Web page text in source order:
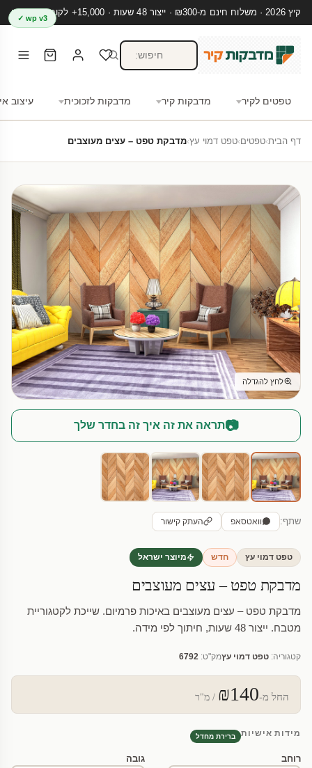
קיץ 2026 · משלוח חינם מ-₪300 · ייצור 48 שעות · 15,000+ לקוחות מרוצים
טפטים לקיר מדבקות קיר מדבקות לזכוכית עיצוב
wp v3 ✓
דף הבית›טפטים›טפט דמוי עץ›מדבקת טפט – עצים מעוצבים
לחץ להגדלה
📷תראה את זה איך זה בחדר שלך
שתף: וואטסאפ העתק קישור
טפט דמוי עץ חדש מיוצר ישראל
מדבקת טפט – עצים מעוצבים
מדבקת טפט – עצים מעוצבים באיכות פרמיום. שייכת לקטגוריית
מטבח. ייצור 48 שעות, חיתוך לפי מידה.
קטגוריה: טפט דמוי עץמק"ט: 6792
החל מ-₪140 / מ"ר
מידות אישיות ברירת מחדל
רוחב גובה